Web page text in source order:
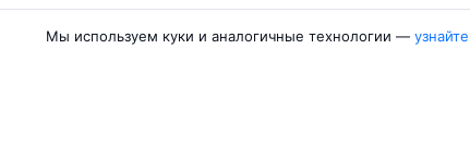
Об Авиасейлс
Мы используем куки и аналогичные технологии —